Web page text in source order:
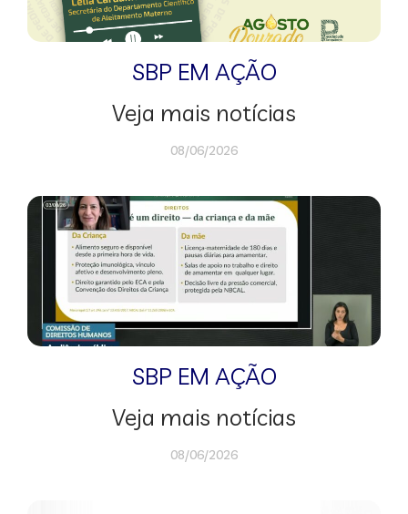
SBP EM AÇÃO
Veja mais notícias
08/06/2026
SBP EM AÇÃO
Veja mais notícias
08/06/2026